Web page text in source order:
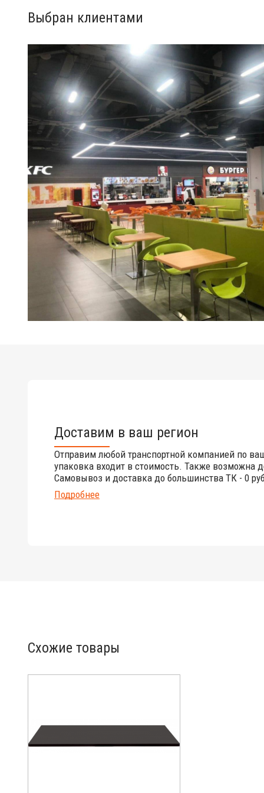
Выбран клиентами
Доставим в ваш регион
Отправим любой транспортной компанией по
упаковка входит в стоимость. Также возможна
Самовывоз и доставка до большинства ТК - 0
Подробнее
Схожие товары